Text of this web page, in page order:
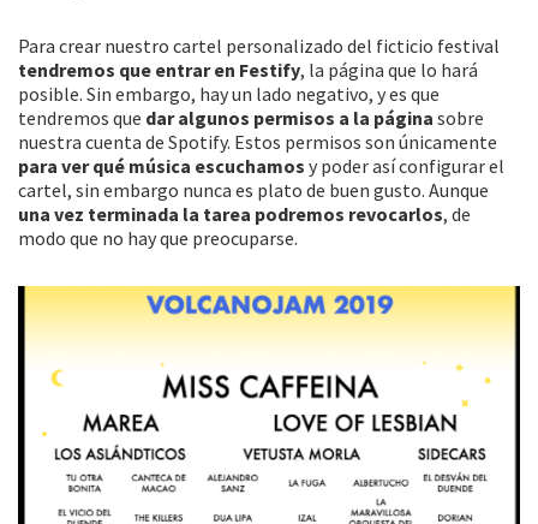
Para crear nuestro cartel personalizado del ficticio festival
tendremos que entrar en Festify, la página que lo hará
posible. Sin embargo, hay un lado negativo, y es que
tendremos que dar algunos permisos a la página sobre
nuestra cuenta de Spotify. Estos permisos son únicamente
para ver qué música escuchamos y poder así configurar el
cartel, sin embargo nunca es plato de buen gusto. Aunque
una vez terminada la tarea podremos revocarlos, de
modo que no hay que preocuparse.